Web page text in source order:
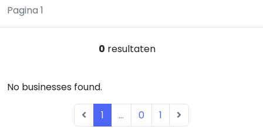
Pagina 1
0 resultaten
No businesses found.
1 ... 0 1